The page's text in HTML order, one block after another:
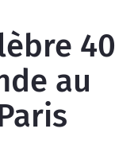
40
au